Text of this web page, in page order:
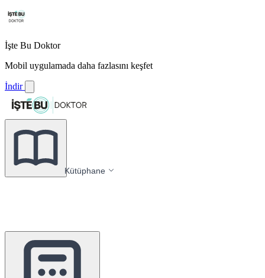
İşte Bu Doktor
Mobil uygulamada daha fazlasını keşfet
İndir
Kütüphane